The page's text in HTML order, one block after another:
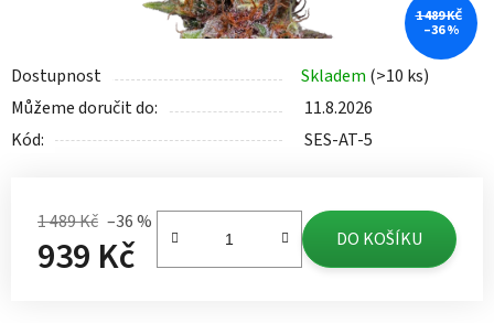
Dostupnost Skladem (>10 ks)
Můžeme doručit do:
11.8.2026
Kód:
SES-AT-5
1 489 Kč –36 %
939 Kč DO KOŠÍKU
1 489 KČ
–36 %